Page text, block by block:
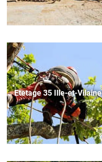
Etetage 35 Ille-et-Vilaine